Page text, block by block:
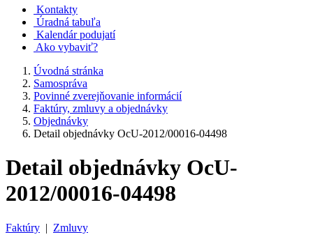
Kontakty
Úradná tabuľa
Kalendár podujatí
Ako vybaviť?
Úvodná stránka
Samospráva
Povinné zverejňovanie informácií
Faktúry, zmluvy a objednávky
Objednávky
Detail objednávky OcU-2012/00016-04498
Detail objednávky OcU-
2012/00016-04498
Faktúry | Zmluvy